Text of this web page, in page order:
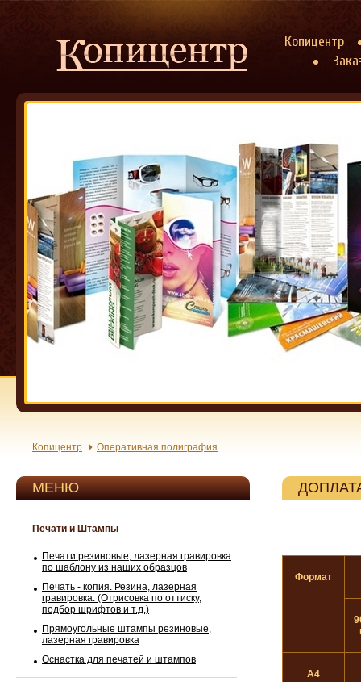
Копицентр
Копицентр Оперативная полиграфия
МЕНЮ
Печати и Штампы
Печати резиновые, лазерная гравировка
по шаблону из наших образцов
Печать - копия. Резина, лазерная
гравировка. (Отрисовка по оттиску,
подбор шрифтов и т.д.)
Прямоугольные штампы резиновые,
лазерная гравировка
Оснастка для печатей и штампов
Формат
A4